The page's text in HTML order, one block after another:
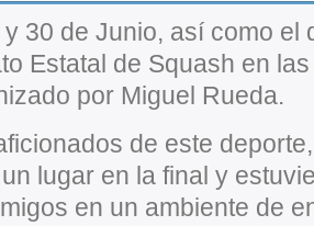
30 de Junio, así como el
Estatal de Squash en
por Miguel Rueda.
de este
lugar en la final y
en un ambiente de